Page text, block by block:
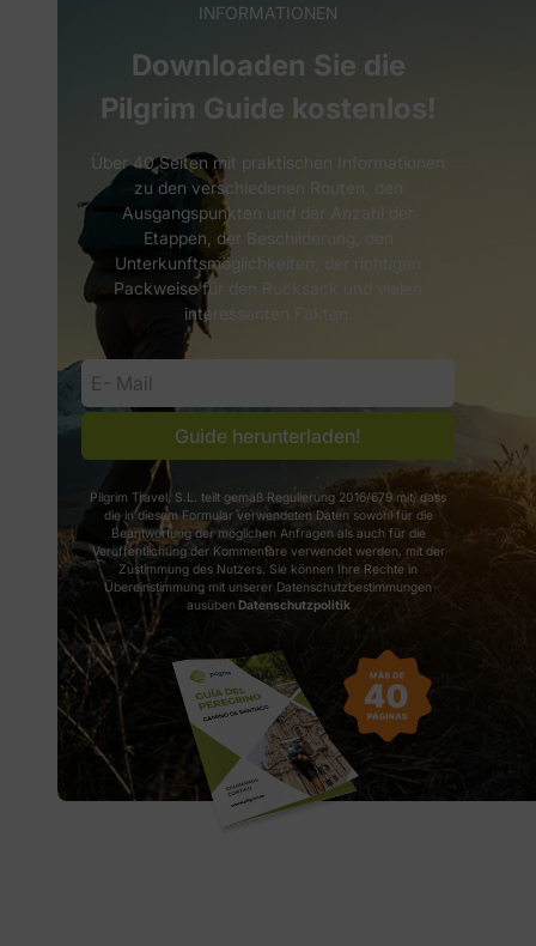
INFORMATIONEN
Downloaden Sie die
Pilgrim Guide kostenlos!
Über 40 Seiten mit praktischen Informationen
zu den verschiedenen Routen, den
Ausgangspunkten und der Anzahl der
Etappen, der Beschilderung, den
Unterkunftsmöglichkeiten, der richtigen
Packweise für den Rucksack und vielen
interessanten Fakten.
Guide herunterladen!
Pilgrim Travel, S.L. teilt gemäß Regulierung 2016/679 mit, dass
die in diesem Formular verwendeten Daten sowohl für die
Beantwortung der möglichen Anfragen als auch für die
Veröffentlichung der Kommentare verwendet werden, mit der
Zustimmung des Nutzers. Sie können Ihre Rechte in
Übereinstimmung mit unserer Datenschutzbestimmungen
ausüben Datenschutzpolitik